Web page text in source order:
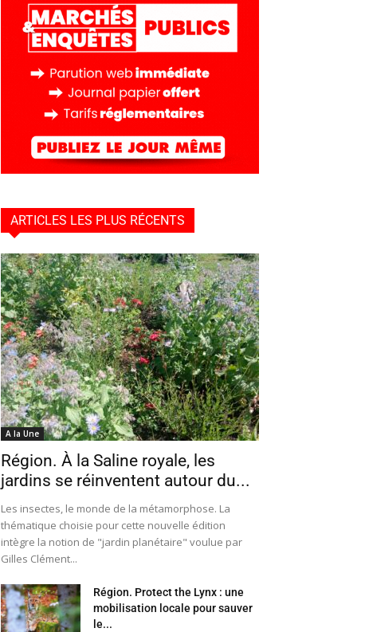
ARTICLES LES PLUS RÉCENTS
A la Une
Région. À la Saline royale, les
jardins se réinventent autour du...
Les insectes, le monde de la métamorphose. La
thématique choisie pour cette nouvelle édition
intègre la notion de "jardin planétaire" voulue par
Gilles Clément...
Région. Protect the Lynx : une
mobilisation locale pour sauver
le...